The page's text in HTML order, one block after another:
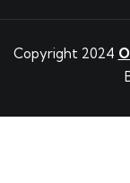
Copyright 2024